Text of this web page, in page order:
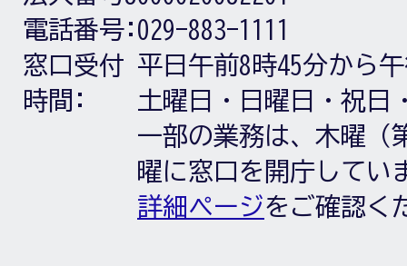
電話番号: 029-883-1111
窓口受付
時間:
平日午前8時45分から
土曜日・日曜日・祝日
一部の業務は、木曜（
曜に窓口を開庁してい
詳細ページをご確認く